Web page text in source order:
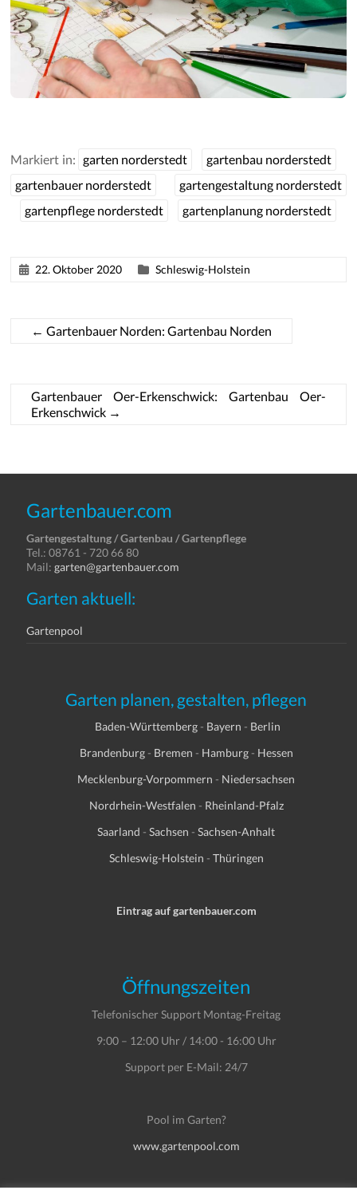
Markiert in: garten norderstedt
gartenbau norderstedt
gartenbauer norderstedt
gartengestaltung norderstedt
gartenpflege norderstedt
gartenplanung norderstedt
22. Oktober 2020 Schleswig-Holstein
← Gartenbauer Norden: Gartenbau Norden
Gartenbauer Oer-Erkenschwick: Gartenbau Oer-
Erkenschwick →
Gartenbauer.com
Gartengestaltung / Gartenbau / Gartenpflege
Tel.: 08761 - 720 66 80
Mail:garten@gartenbauer.com
Garten aktuell:
Gartenpool
Garten planen, gestalten, pflegen
Baden-Württemberg- Bayern - Berlin
Brandenburg- Bremen - Hamburg- Hessen
Mecklenburg-Vorpommern - Niedersachsen
Nordrhein-Westfalen - Rheinland-Pfalz
Saarland -Sachsen -Sachsen-Anhalt
Schleswig-Holstein - Thüringen
Eintrag auf gartenbauer.com
Öffnungszeiten
Telefonischer Support Montag-Freitag
9:00 – 12:00 Uhr / 14:00 - 16:00 Uhr
Support per E-Mail: 24/7
Pool im Garten?
www.gartenpool.com